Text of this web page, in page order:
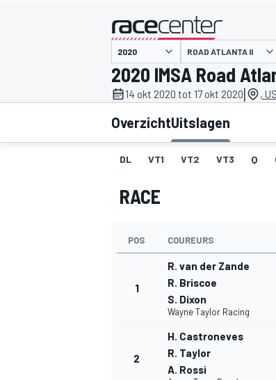
gepresenteerd
ROAD ATLANTA II
2020 IMSA Road
14 okt 2020 tot 17 okt 2020| , US
OverzichtUitslagen
DL VT1 VT2 VT3 Q
RACE
POS COUREURS
1
R. van der Zande
R. Briscoe
S. Dixon
Wayne Taylor Racing
2
H. Castroneves
R. Taylor
A. Rossi